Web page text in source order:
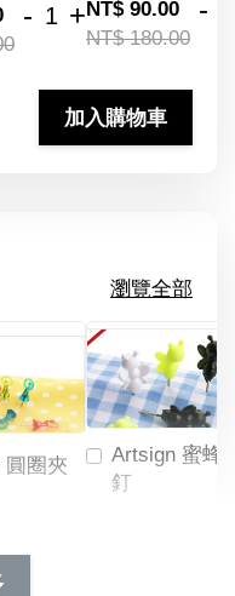
- +NT$ 90.00
NT$ 180.00
-
加入購物車
瀏覽全部
圓圈夾
Artsign 蜜蜂
釘